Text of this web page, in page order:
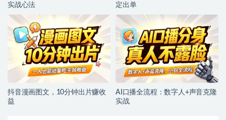
实战心法
定出单
抖音漫画图文，10分钟出片赚收
益
AI口播全流程：数字人+声音克隆
实战